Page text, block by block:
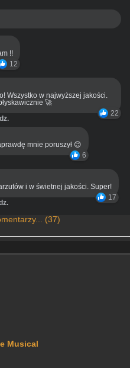
!!
12
Wszystko w najwyższej jakości.
🚀
22
mnie poruszył 😊
6
i w świetnej jakości. Super!
17
(37)
Musical